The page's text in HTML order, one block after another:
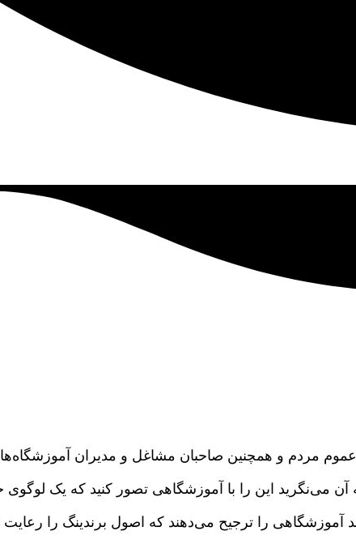
مردم و همچنین صاحبان مشاغل و مدیران
آن می‌نگرید این را با آموزشگاهی تصور کنید که یک
را ترجیح می‌دهند که اصول برندینگ را